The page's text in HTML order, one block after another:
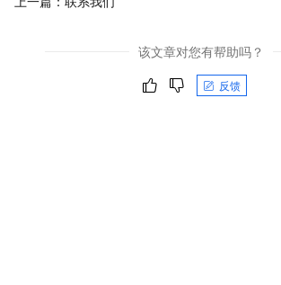
该文章对您有帮助吗？
反馈